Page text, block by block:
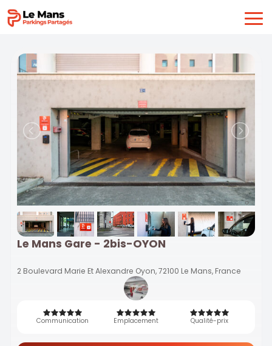
Le Mans Gare - 2bis-OYON
2 Boulevard Marie Et Alexandre Oyon, 72100 Le Mans, France
Communication Emplacement Qualité-prix